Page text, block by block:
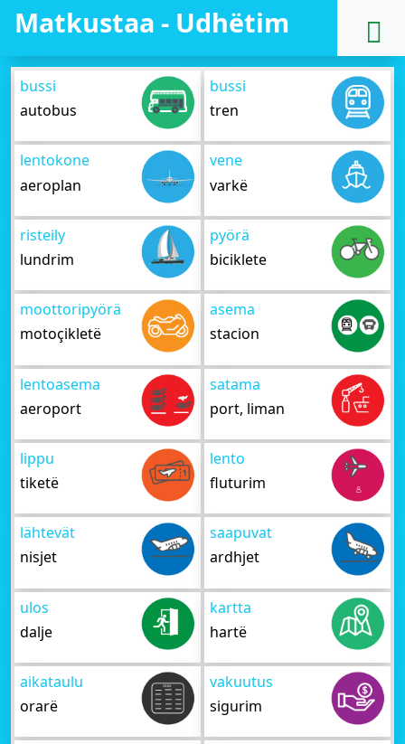
Matkustaa - Udhëtim
bussi
autobus
bussi
tren
lentokone
aeroplan
vene
varkë
risteily
lundrim
pyörä
biciklete
moottoripyörä
motoçikletë
asema
stacion
lentoasema
aeroport
satama
port, liman
lippu
tiketë
lento
fluturim
lähtevät
nisjet
saapuvat
ardhjet
ulos
dalje
kartta
hartë
aikataulu
orarë
vakuutus
sigurim